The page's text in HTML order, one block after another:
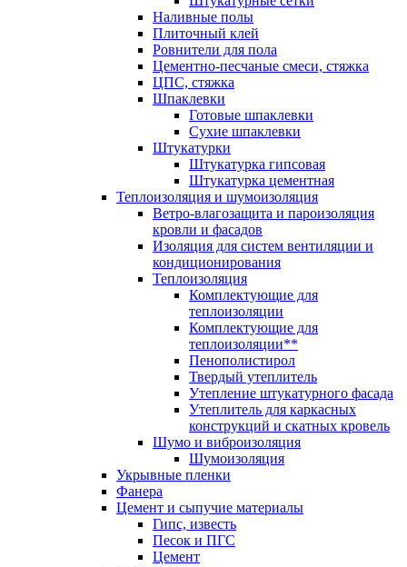
Наливные полы
Плиточный клей
Ровнители для пола
Цементно-песчаные смеси, стяжка
ЦПС, стяжка
Шпаклевки
Готовые шпаклевки
Сухие шпаклевки
Штукатурки
Штукатурка гипсовая
Штукатурка цементная
Теплоизоляция и шумоизоляция
Ветро-влагозащита и пароизоляция
кровли и фасадов
Изоляция для систем вентиляции и
кондиционирования
Теплоизоляция
Комплектующие для
теплоизоляции
Комплектующие для
теплоизоляции**
Пенополистирол
Твердый утеплитель
Утепление штукатурного фасада
Утеплитель для каркасных
конструкций и скатных кровель
Шумо и виброизоляция
Шумоизоляция
Укрывные пленки
Фанера
Цемент и сыпучие материалы
Гипс, известь
Песок и ПГС
Цемент